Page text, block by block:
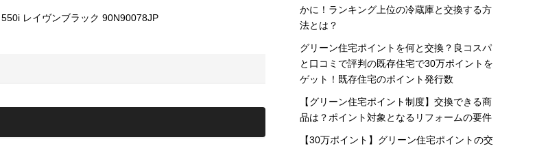
かに！ランキング上位の冷蔵庫と交換する方
法とは？
グリーン住宅ポイントを何と交換？良コスパ
と口コミで評判の既存住宅で30万ポイントを
ゲット！既存住宅のポイント発行数
【グリーン住宅ポイント制度】交換できる商
品は？ポイント対象となるリフォームの要件
【30万ポイント】グリーン住宅ポイントの交